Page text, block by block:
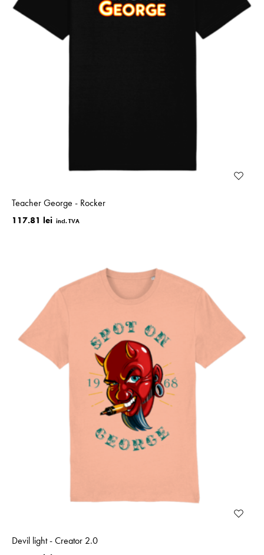
Teacher George - Rocker
117.81 lei
Devil light - Creator 2.0